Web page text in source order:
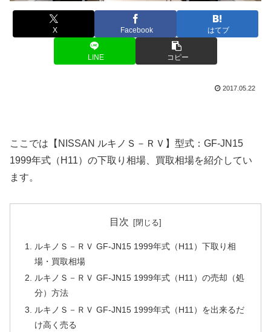
X Facebook はてブ
LINE コピー
2017.05.22
ここでは【NISSAN ルキノＳ－ＲＶ】型式：GF-JN15
1999年式（H11）の下取り相場、買取相場を紹介してい
ます。
目次
ルキノＳ－ＲＶ GF-JN15 1999年式（H11）下取り相
場・買取相場
ルキノＳ－ＲＶ GF-JN15 1999年式（H11）の売却（処
分）方法
ルキノＳ－ＲＶ GF-JN15 1999年式（H11）を出来るだ
け高く売る